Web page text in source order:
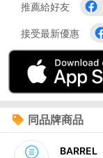
推薦給好友
接受最新優惠
同品牌商品
BARREL